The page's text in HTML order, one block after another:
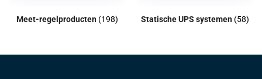
Meet-regelproducten (198) Statische UPS systemen (58)